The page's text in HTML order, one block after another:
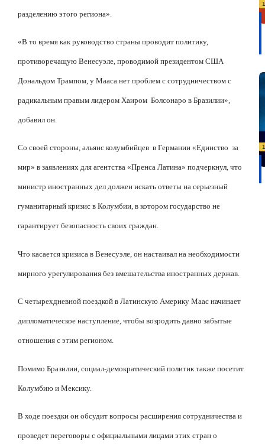
разделению этого региона».
«В то время как руководство страны проводит политику,
противоречащую Венесуэле, проводимой президентом США
Дональдом Трампом, у Мааса нет проблем с сотрудничеством с
радикальным правым лидером Хаиром Болсонаро в Бразилии»,
добавил он.
Со своей стороны, альянс колумбийцев в Германии «Единство за
мир» в заявлениях для агентства «Пренса Латина» подчеркнул, что
министр иностранных дел должен искать ответы на серьезный
гуманитарный кризис в Колумбии, в котором государство не
гарантирует безопасность своих граждан.
Что касается кризиса в Венесуэле, он настаивал на необходимости
мирного урегулирования без вмешательства иностранных держав.
С четырехдневной поездкой в Латинскую Америку Маас начинает
дипломатическое наступление, чтобы возродить давно забытые
отношения с этим регионом.
Помимо Бразилии, социал-демократический политик также посетит
Колумбию и Мексику.
В ходе поездки он обсудит вопросы расширения сотрудничества и
проведет переговоры с официальными лицами этих стран о